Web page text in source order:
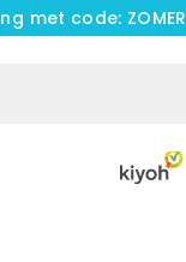
met code: ZOMER